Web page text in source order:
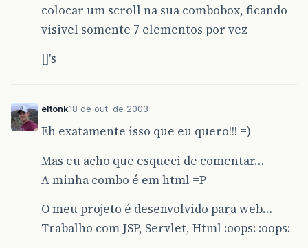
colocar um scroll na sua combobox, ficando
visivel somente 7 elementos por vez
[]'s
eltonk18 de out. de 2003
Eh exatamente isso que eu quero!!! =)
Mas eu acho que esqueci de comentar…
A minha combo é em html =P
O meu projeto é desenvolvido para web…
Trabalho com JSP, Servlet, Html :oops: :oops: